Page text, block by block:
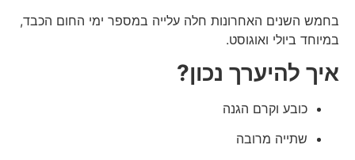
בחמש השנים האחרונות חלה עלייה במספר ימי החום הכבד,
במיוחד ביולי ואוגוסט.
איך להיערך נכון?
כובע וקרם הגנה
שתייה מרובה